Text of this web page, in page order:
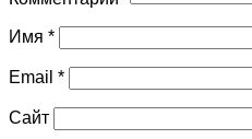
Имя *
Email *
Сайт